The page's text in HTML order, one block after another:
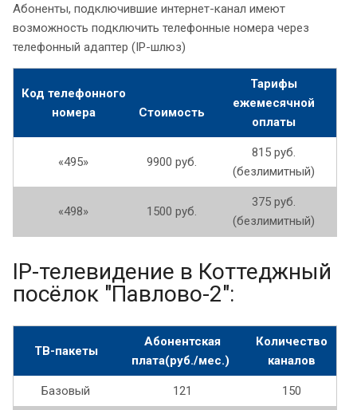
Абоненты, подключившие интернет-канал имеют
возможность подключить телефонные номера через
телефонный адаптер (IP-шлюз)
Код телефонного
номера
Стоимость
Тарифы
ежемесячной
оплаты
«495» 9900 руб.
815 руб.
(безлимитный)
«498» 1500 руб.
375 руб.
(безлимитный)
IP-телевидение в Коттеджный
посёлок "Павлово-2":
ТВ-пакеты
Абонентская
плата(руб./мес.)
Количество
каналов
Базовый 121 150